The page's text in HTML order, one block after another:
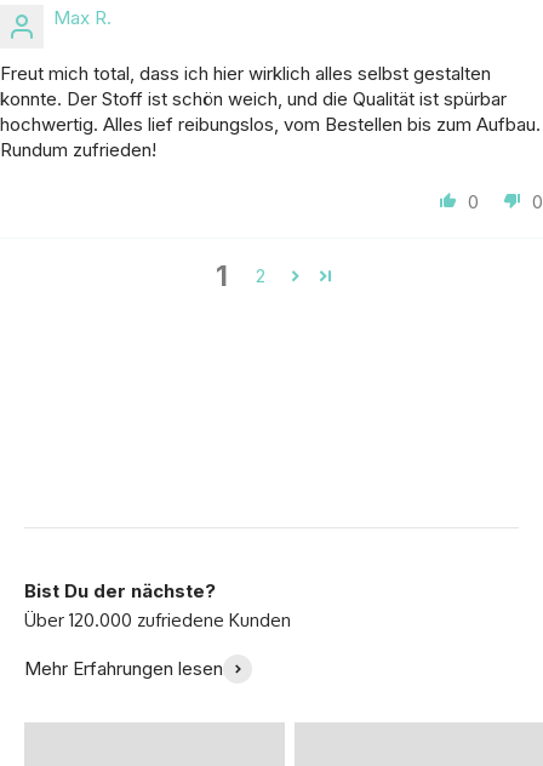
Max R.
Freut mich total, dass ich hier wirklich alles selbst gestalten
konnte. Der Stoff ist schön weich, und die Qualität ist spürbar
hochwertig. Alles lief reibungslos, vom Bestellen bis zum Aufbau.
Rundum zufrieden!
0 0
1 2
Bist Du der nächste?
Mehr Erfahrungen lesen
neues Sofa!" -Familie